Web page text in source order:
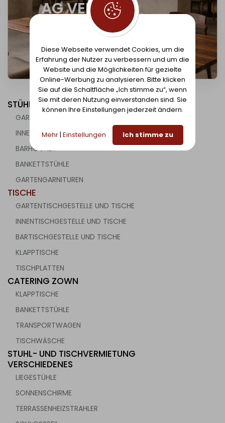
AG VEBO,
LIEFERANT FÜR
B2B-AUSRÜSTUNG
STÜHLE
GARTENSTÜHLE
INNENSTÜHLE
BARHOCKER
BANKETTSTÜHLE
GARTENGARNITUREN
TISCHE
GARTENTISCHGESTELLE UND TISCHE
INNENTISCHGESTELLE UND TISCHE
BARTISCHGESTELLE UND TISCHE
KLAPPTISCHE
TISCHPLATTEN
CATERING ZOWN
KLAPPTISCHE
BANKETTSTÜHLE
TRANSPORTWAGEN
TISCHWÄSCHE
STUHL- UND TISCHVERMIETUNG
VERSCHIEDENES
LIEGESTÜHLE
SONNENSCHIRME
TERRASSENHEIZSTRAHLER
Diese Webseite verwendet Cookies, um die
Erfahrung der Nutzer zu verbessern und um die
Website und die Möglichkeiten für gezielte
Online-Werbung zu analysieren. Bitte klicken
Sie auf die Schaltfläche „Ich stimme zu“, wenn
Sie mit deren Nutzung einverstanden sind. Sie
können Ihre Einstellungen jederzeit ändern.
Mehr| Einstellungen Ich stimme zu